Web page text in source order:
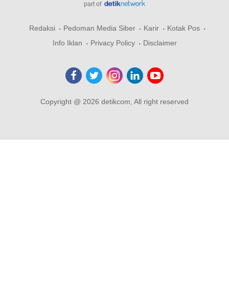
part of
Redaksi Pedoman Media Siber Karir
Kotak Pos
Info Iklan
Privacy Policy Disclaimer
Copyright @ 2026 detikcom, All right reserved